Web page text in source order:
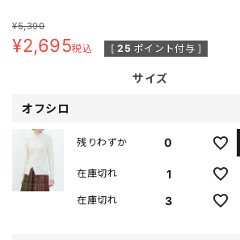
¥5,390
¥2,695税込 [ 25 ポイント付与 ]
サイズ
オフシロ
0
残りわずか
1
在庫切れ
3
在庫切れ